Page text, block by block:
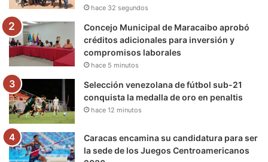
m
hace 32 segundos
Concejo Municipal de Maracaibo aprobó
créditos adicionales para inversión y
compromisos laborales
hace 5 minutos
Selección venezolana de fútbol sub-21
conquista la medalla de oro en penaltis
hace 12 minutos
Caracas encamina su candidatura para ser
la sede de los Juegos Centroamericanos